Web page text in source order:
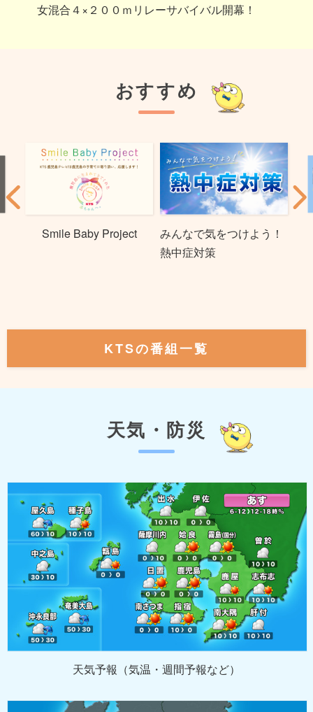
女混合４×２００ｍリレーサバイバル開幕！
おすすめ
Smile Baby Project
みんなで気をつけよう！
熱中症対策
KTSの番組一覧
天気・防災
天気予報（気温・週間予報など）